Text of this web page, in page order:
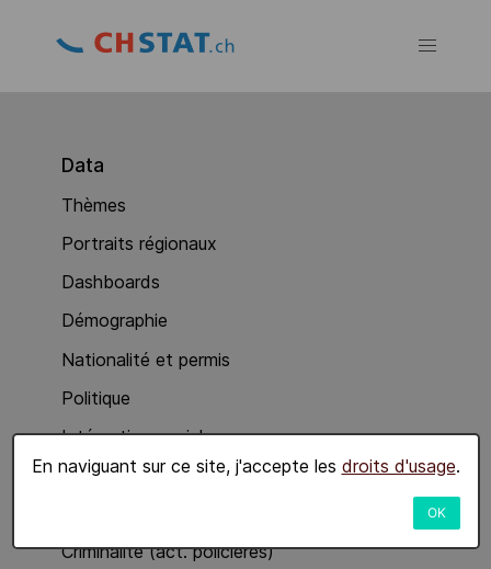
En naviguant sur ce site, j'accepte les droits d'usage.
OK
Data
Thèmes
Portraits régionaux
Dashboards
Démographie
Nationalité et permis
Politique
Intégration sociale
Economie
Criminalité (act. policières)